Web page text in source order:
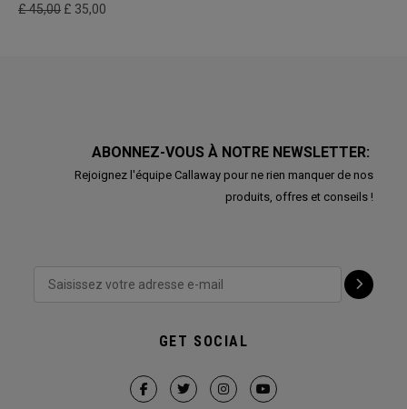
£ 45,00 £ 35,00
ABONNEZ-VOUS À NOTRE NEWSLETTER:
Rejoignez l'équipe Callaway pour ne rien manquer de nos
produits, offres et conseils !
GET SOCIAL